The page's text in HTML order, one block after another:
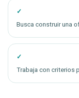
Busca construir una
Trabaja con criterios